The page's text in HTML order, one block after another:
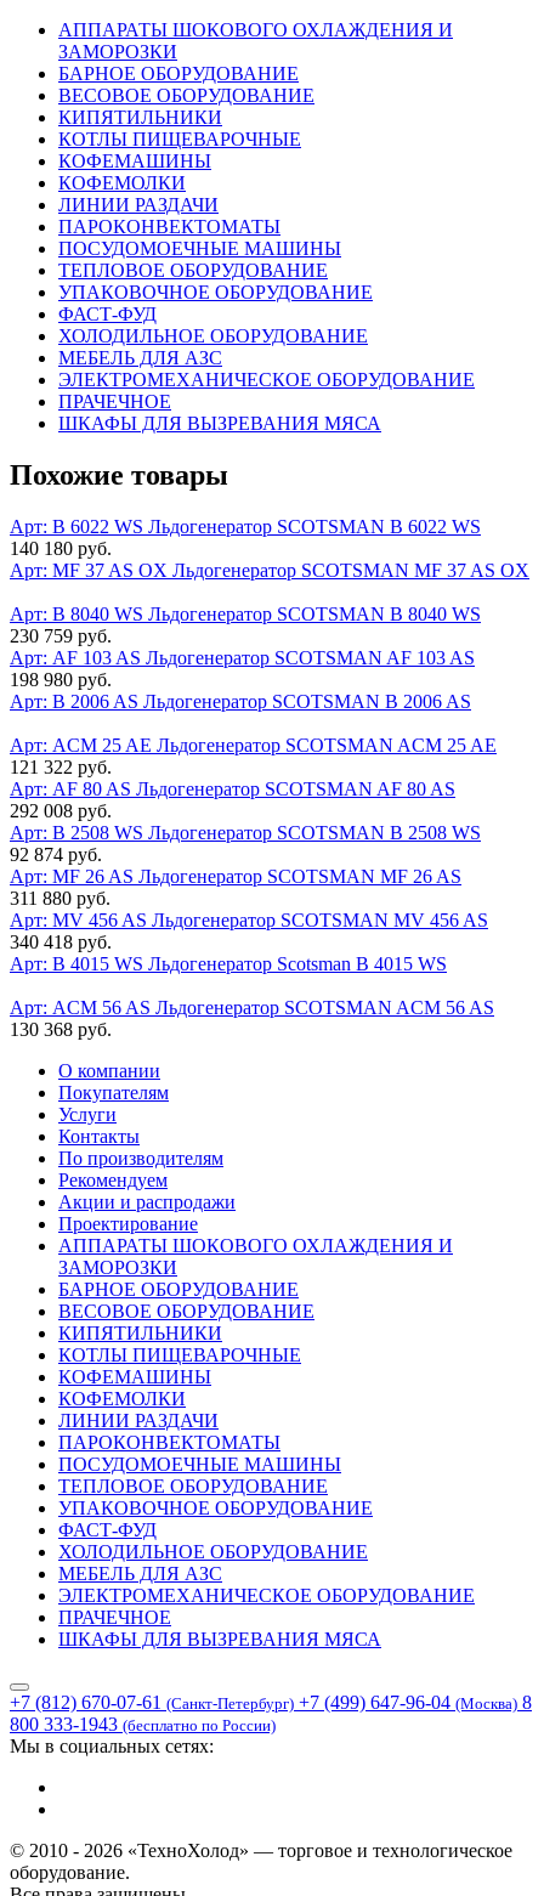
АППАРАТЫ ШОКОВОГО ОХЛАЖДЕНИЯ И
ЗАМОРОЗКИ
БАРНОЕ ОБОРУДОВАНИЕ
ВЕСОВОЕ ОБОРУДОВАНИЕ
КИПЯТИЛЬНИКИ
КОТЛЫ ПИЩЕВАРОЧНЫЕ
КОФЕМАШИНЫ
КОФЕМОЛКИ
ЛИНИИ РАЗДАЧИ
ПАРОКОНВЕКТОМАТЫ
ПОСУДОМОЕЧНЫЕ МАШИНЫ
ТЕПЛОВОЕ ОБОРУДОВАНИЕ
УПАКОВОЧНОЕ ОБОРУДОВАНИЕ
ФАСТ-ФУД
ХОЛОДИЛЬНОЕ ОБОРУДОВАНИЕ
МЕБЕЛЬ ДЛЯ АЗС
ЭЛЕКТРОМЕХАНИЧЕСКОЕ ОБОРУДОВАНИЕ
ПРАЧЕЧНОЕ
ШКАФЫ ДЛЯ ВЫЗРЕВАНИЯ МЯСА
Похожие товары
Арт: B 6022 WS Льдогенератор SCOTSMAN B 6022 WS
140 180 руб.
Арт: MF 37 AS OX Льдогенератор SCOTSMAN MF 37 AS OX
Арт: B 8040 WS Льдогенератор SCOTSMAN B 8040 WS
230 759 руб.
Арт: AF 103 AS Льдогенератор SCOTSMAN AF 103 AS
198 980 руб.
Арт: B 2006 AS Льдогенератор SCOTSMAN B 2006 AS
Арт: ACM 25 AE Льдогенератор SCOTSMAN ACM 25 AE
121 322 руб.
Арт: AF 80 AS Льдогенератор SCOTSMAN AF 80 AS
292 008 руб.
Арт: B 2508 WS Льдогенератор SCOTSMAN B 2508 WS
92 874 руб.
Арт: MF 26 AS Льдогенератор SCOTSMAN MF 26 AS
311 880 руб.
Арт: MV 456 AS Льдогенератор SCOTSMAN MV 456 AS
340 418 руб.
Арт: B 4015 WS Льдогенератор Scotsman B 4015 WS
Арт: ACM 56 AS Льдогенератор SCOTSMAN ACM 56 AS
130 368 руб.
О компании
Покупателям
Услуги
Контакты
По производителям
Рекомендуем
Акции и распродажи
Проектирование
АППАРАТЫ ШОКОВОГО ОХЛАЖДЕНИЯ И
ЗАМОРОЗКИ
БАРНОЕ ОБОРУДОВАНИЕ
ВЕСОВОЕ ОБОРУДОВАНИЕ
КИПЯТИЛЬНИКИ
КОТЛЫ ПИЩЕВАРОЧНЫЕ
КОФЕМАШИНЫ
КОФЕМОЛКИ
ЛИНИИ РАЗДАЧИ
ПАРОКОНВЕКТОМАТЫ
ПОСУДОМОЕЧНЫЕ МАШИНЫ
ТЕПЛОВОЕ ОБОРУДОВАНИЕ
УПАКОВОЧНОЕ ОБОРУДОВАНИЕ
ФАСТ-ФУД
ХОЛОДИЛЬНОЕ ОБОРУДОВАНИЕ
МЕБЕЛЬ ДЛЯ АЗС
ЭЛЕКТРОМЕХАНИЧЕСКОЕ ОБОРУДОВАНИЕ
ПРАЧЕЧНОЕ
ШКАФЫ ДЛЯ ВЫЗРЕВАНИЯ МЯСА
+7 (812) 670-07-61 (Санкт-Петербург) +7 (499) 647-96-04 (Москва) 8
800 333-1943 (бесплатно по России)
Мы в социальных сетях:
© 2010 - 2026 «ТехноХолод» — торговое и технологическое
оборудование.